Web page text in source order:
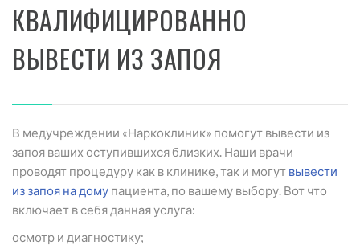
КВАЛИФИЦИРОВАННО
ВЫВЕСТИ ИЗ ЗАПОЯ
В медучреждении «Наркоклиник» помогут вывести из
запоя ваших оступившихся близких. Наши врачи
проводят процедуру как в клинике, так и могут вывести
из запоя на дому пациента, по вашему выбору. Вот что
включает в себя данная услуга:
осмотр и диагностику;